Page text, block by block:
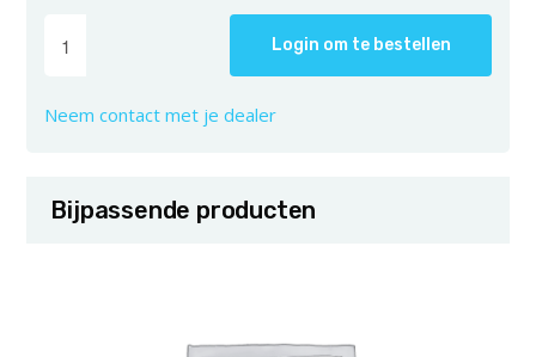
Login om te bestellen
Neem contact met je dealer
Bijpassende producten